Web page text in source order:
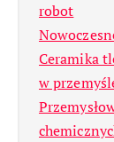
robot
Ceramika
w